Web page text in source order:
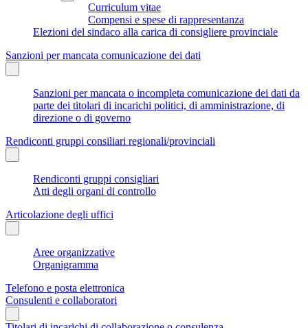
Curriculum vitae
Compensi e spese di rappresentanza
Elezioni del sindaco alla carica di consigliere provinciale
Sanzioni per mancata comunicazione dei dati
Sanzioni per mancata o incompleta comunicazione dei dati da
parte dei titolari di incarichi politici, di amministrazione, di
direzione o di governo
Rendiconti gruppi consiliari regionali/provinciali
Rendiconti gruppi consigliari
Atti degli organi di controllo
Articolazione degli uffici
Aree organizzative
Organigramma
Telefono e posta elettronica
Consulenti e collaboratori